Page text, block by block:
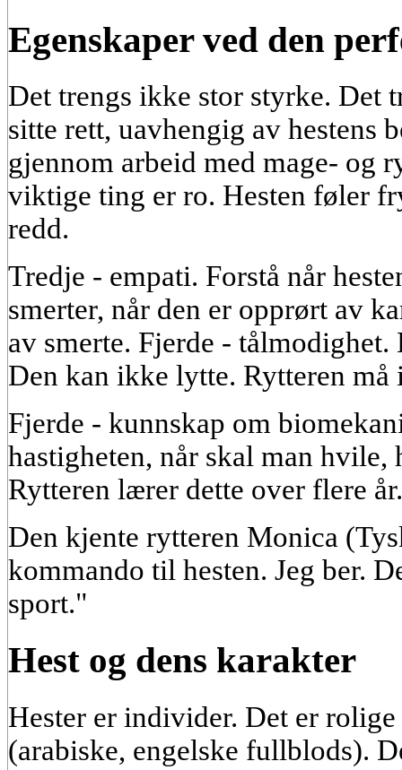
Egenskaper ved den
Det trengs ikke stor styrke. Det
sitte rett, uavhengig av hestens
gjennom arbeid med mage- og
viktige ting er ro. Hesten føler
redd.
Tredje - empati. Forstå når
smerter, når den er opprørt av
av smerte. Fjerde -
Den kan ikke lytte. Rytteren må
Fjerde - kunnskap om
hastigheten, når skal man hvile,
Rytteren lærer dette over flere år.
Den kjente rytteren Monica
kommando til hesten. Jeg ber.
sport."
Hest og dens karakter
Hester er individer. Det er
(arabiske, engelske fullblods).